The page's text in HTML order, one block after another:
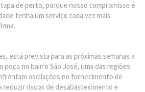
de perto, porque nosso compromisso é
tenha um serviço cada vez mais
está prevista para as próximas semanas a
poço no bairro São José, uma das regiões
oscilações no fornecimento de
reduzir riscos de desabastecimento e